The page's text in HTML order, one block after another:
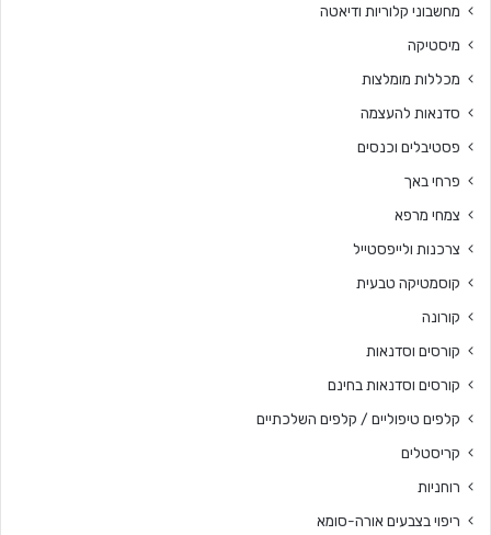
מחשבוני קלוריות ודיאטה
מיסטיקה
מכללות מומלצות
סדנאות להעצמה
פסטיבלים וכנסים
פרחי באך
צמחי מרפא
צרכנות ולייפסטייל
קוסמטיקה טבעית
קורונה
קורסים וסדנאות
קורסים וסדנאות בחינם
קלפים טיפוליים / קלפים השלכתיים
קריסטלים
רוחניות
ריפוי בצבעים אורה-סומא